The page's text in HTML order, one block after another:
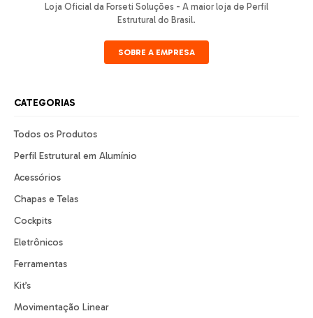
Loja Oficial da Forseti Soluções - A maior loja de Perfil
Estrutural do Brasil.
SOBRE A EMPRESA
CATEGORIAS
Todos os Produtos
Perfil Estrutural em Alumínio
Acessórios
Chapas e Telas
Cockpits
Eletrônicos
Ferramentas
Kit’s
Movimentação Linear